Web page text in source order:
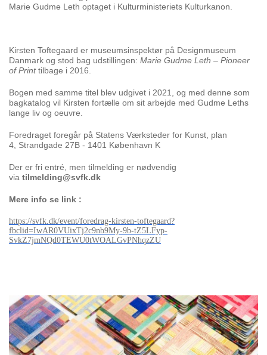
Marie Gudme Leth optaget i Kulturministeriets Kulturkanon.
Kirsten Toftegaard er museumsinspektør på Designmuseum
Danmark og stod bag udstillingen: Marie Gudme Leth – Pioneer
of Printtilbage i 2016.
Bogen med samme titel blev udgivet i 2021, og med denne som
bagkatalog vil Kirsten fortælle om sit arbejde med Gudme Leths
lange liv og oeuvre.
Foredraget foregår på Statens Værksteder for Kunst, plan
4, Strandgade 27B - 1401 København K
Der er fri entré, men tilmelding er nødvendig
via tilmelding@svfk.dk
Mere info se link :
https://svfk.dk/event/foredrag-kirsten-toftegaard?
fbclid=IwAR0VUixTj2c9nb9My-9b-tZ5LFyp-
SvkZ7jmNQd0TEWU0tWOALGvPNhqzZU